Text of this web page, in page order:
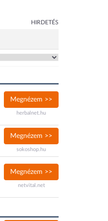
HIRDETÉS
Megnézem >>
herbalnet.hu
Megnézem >>
sokoshop.hu
Megnézem >>
netvital.net